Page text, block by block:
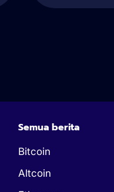
Semua berita
Bitcoin
Altcoin